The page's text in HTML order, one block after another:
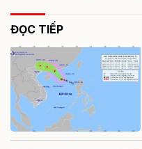
ĐỌC TIẾP